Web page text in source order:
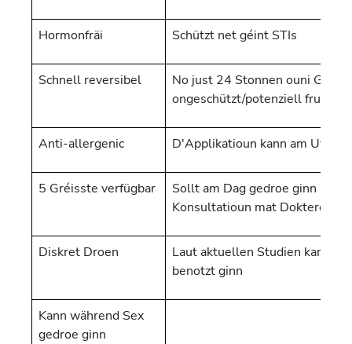
Hormonfräi Schützt net géint STIs
Schnell reversibel
No just 24 Stonnen ouni
ongeschützt/potenziell
Anti-allergenic D'Applikatioun kann am Ufank
5 Gréisste verfügbar
Sollt am Dag gedroe ginn an
Konsultatioun mat Dokteren
Diskret Droen
Laut aktuellen Studien kann et
benotzt ginn
Kann während Sex
gedroe ginn